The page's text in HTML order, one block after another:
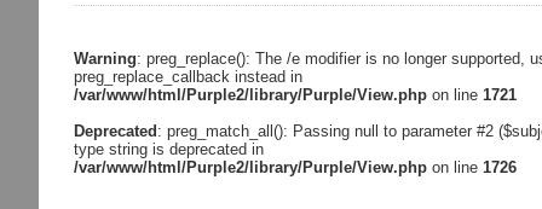
Warning: preg_replace(): The /e modifier is no longer supported,
preg_replace_callback instead in
/var/www/html/Purple2/library/Purple/View.phpon line 1721
Deprecated : preg_match_all(): Passing null to parameter #2
type string is deprecated in
/var/www/html/Purple2/library/Purple/View.phpon line 1726